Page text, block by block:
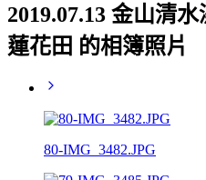
2019.07.13 金山清
蓮花田 的相簿照片
80-IMG_3482.JPG